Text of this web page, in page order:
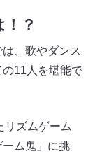
？
、歌やダンス
11人を堪能で
リズムゲーム
ーム鬼」に挑